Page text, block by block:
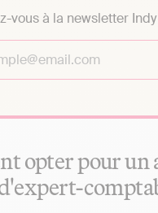
vous à la newsletter
opter pour un